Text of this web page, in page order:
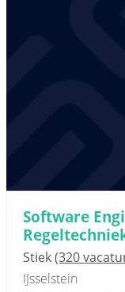
Software
Stiek(320
IJsselstein